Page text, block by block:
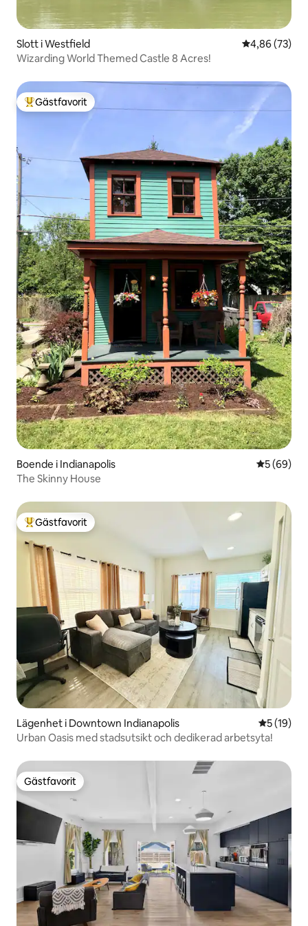
Slott i Westfield 4,86 av 5 i
4,86 (73)
Wizarding World Themed Castle 8 Acres!
Populär gästfavorit
Gästfavorit
Boende i Indianapolis 5 av 5 i
5 (69)
The Skinny House
Populär gästfavorit
Gästfavorit
Lägenhet i Downtown Indianapolis 5 av 5 i
5 (19)
Urban Oasis med stadsutsikt och dedikerad arbetsyta!
Gästfavorit
Gästfavorit